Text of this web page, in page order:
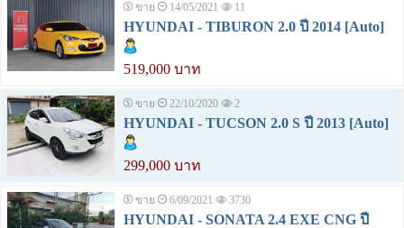
ขาย 14/05/2021 11
HYUNDAI - TIBURON 2.0 ปี 2014 [Auto]
519,000 บาท
ขาย 22/10/2020 2
HYUNDAI - TUCSON 2.0 S ปี 2013 [Auto]
299,000 บาท
ขาย 6/09/2021 3730
HYUNDAI - SONATA 2.4 EXE CNG ปี